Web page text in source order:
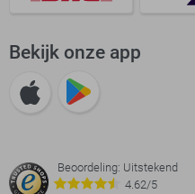
Bekijk onze app
Beoordeling: Uitstekend
4.62/5